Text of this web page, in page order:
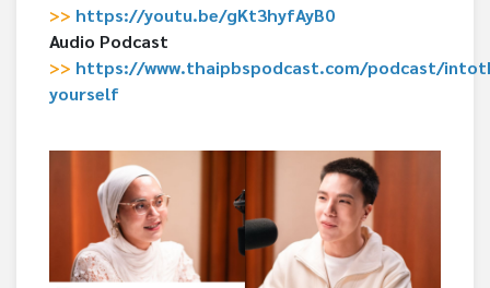
>> https://youtu.be/gKt3hyfAyB0
Audio Podcast
>> https://www.thaipbspodcast.com/podcast/
yourself